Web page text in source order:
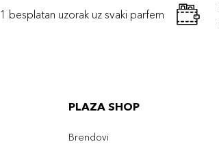
1 besplatan uzorak uz svaki parfem
PLAZA SHOP
Brendovi